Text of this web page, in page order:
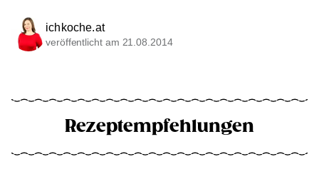
ichkoche.at
veröffentlicht am 21.08.2014
Rezeptempfehlungen